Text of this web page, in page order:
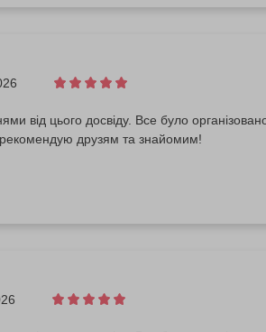
від цього досвіду. Все було
друзям та знайомим!